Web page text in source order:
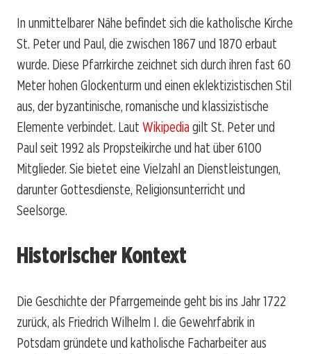
In unmittelbarer Nähe befindet sich die katholische Kirche
St. Peter und Paul, die zwischen 1867 und 1870 erbaut
wurde. Diese Pfarrkirche zeichnet sich durch ihren fast 60
Meter hohen Glockenturm und einen eklektizistischen Stil
aus, der byzantinische, romanische und klassizistische
Elemente verbindet. Laut Wikipedia gilt St. Peter und
Paul seit 1992 als Propsteikirche und hat über 6100
Mitglieder. Sie bietet eine Vielzahl an Dienstleistungen,
darunter Gottesdienste, Religionsunterricht und
Seelsorge.
Historischer Kontext
Die Geschichte der Pfarrgemeinde geht bis ins Jahr 1722
zurück, als Friedrich Wilhelm I. die Gewehrfabrik in
Potsdam gründete und katholische Facharbeiter aus